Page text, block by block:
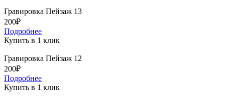
Гравировка Пейзаж 13
200₽
Подробнее
Купить в 1 клик
Гравировка Пейзаж 12
200₽
Подробнее
Купить в 1 клик